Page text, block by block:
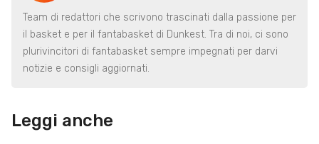
Team di redattori che scrivono trascinati dalla passione per
il basket e per il fantabasket di Dunkest. Tra di noi, ci sono
plurivincitori di fantabasket sempre impegnati per darvi
notizie e consigli aggiornati.
Leggi anche